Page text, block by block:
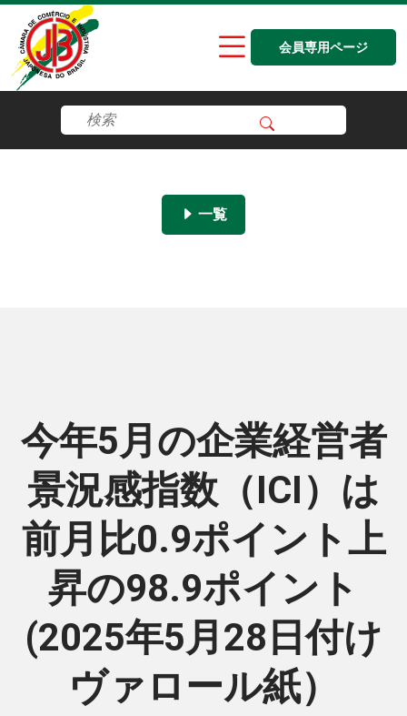
会員専用ページ
一覧
今年5月の企業経営者
景況感指数（ICI）は
前月比0.9ポイント上
昇の98.9ポイント
(2025年5月28日付け
ヴァロール紙）